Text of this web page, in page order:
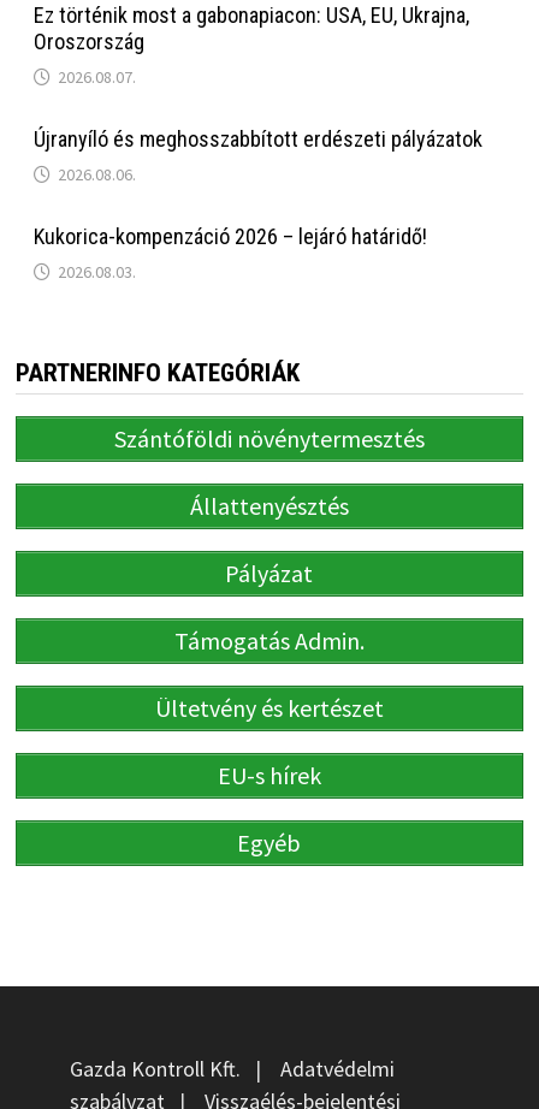
Ez történik most a gabonapiacon: USA, EU, Ukrajna,
Oroszország
2026.08.07.
Újranyíló és meghosszabbított erdészeti pályázatok
2026.08.06.
Kukorica-kompenzáció 2026 – lejáró határidő!
2026.08.03.
PARTNERINFO KATEGÓRIÁK
Szántóföldi növénytermesztés
Állattenyésztés
Pályázat
Támogatás Admin.
Ültetvény és kertészet
EU-s hírek
Egyéb
Gazda Kontroll Kft. | Adatvédelmi
szabályzat | Visszaélés-bejelentési